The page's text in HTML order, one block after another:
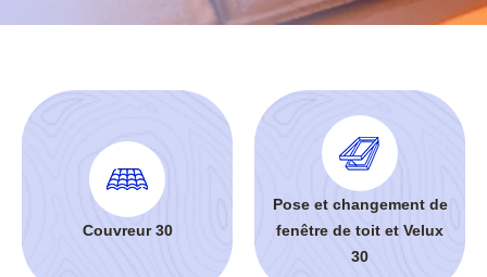
Couvreur 30
Pose et changement de
fenêtre de toit et Velux
30